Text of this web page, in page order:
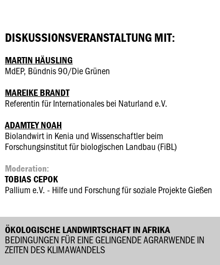
DISKUSSIONSVERANSTALTUNG MIT:
MARTIN HÄUSLING
MdEP, Bündnis 90/Die Grünen
MAREIKE BRANDT
Referentin für Internationales bei Naturland e.V.
ADAMTEY NOAH
Biolandwirt in Kenia und Wissenschaftler beim
Forschungsinstitut für biologischen Landbau (FiBL)
Moderation:
TOBIAS CEPOK
Pallium e.V. - Hilfe und Forschung für soziale Projekte Gießen
ÖKOLOGISCHE LANDWIRTSCHAFT IN AFRIKA
BEDINGUNGEN FÜR EINE GELINGENDE AGRARWENDE IN
ZEITEN DES KLIMAWANDELS